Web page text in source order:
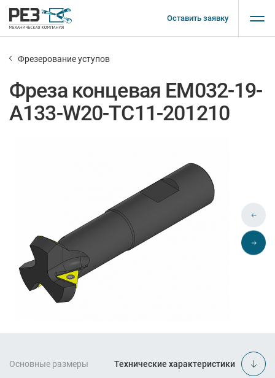
Оставить заявку
Основные размеры Технические характеристики
Фрезерование уступов
Фреза концевая EM032-19-
A133-W20-TC11-201210